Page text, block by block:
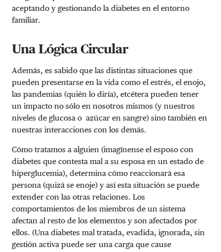
aceptando y gestionando la diabetes en el entorno
familiar.
Una Lógica Circular
Además, es sabido que las distintas situaciones que
pueden presentarse en la vida como el estrés, el enojo,
las pandemias (quién lo diría), etcétera pueden tener
un impacto no sólo en nosotros mismos (y nuestros
niveles de glucosa o azúcar en sangre) sino también en
nuestras interacciones con los demás.
Cómo tratamos a alguien (imagínense el esposo con
diabetes que contesta mal a su esposa en un estado de
hiperglucemia), determina cómo reaccionará esa
persona (quizá se enoje) y así esta situación se puede
extender con las otras relaciones. Los
comportamientos de los miembros de un sistema
afectan al resto de los elementos y son afectados por
ellos. (Una diabetes mal tratada, evadida, ignorada, sin
gestión activa puede ser una carga que cause